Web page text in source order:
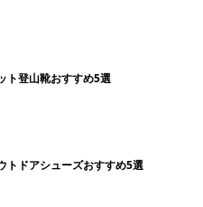
ト登山靴おすすめ5選
トドアシューズおすすめ5選